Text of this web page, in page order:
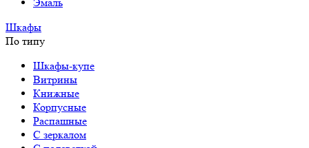
Шкафы
По типу
Шкафы-купе
Витрины
Книжные
Корпусные
Распашные
С зеркалом